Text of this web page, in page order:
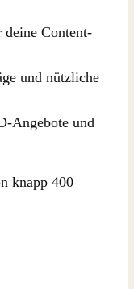
Content-
und nützliche
Angebote und
knapp 400